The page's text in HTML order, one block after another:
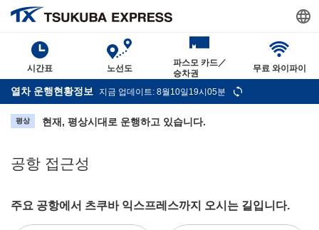
시간표 노선도
파스모 카드／
승차권
무료 와이파이
열차 운행현황정보 지금 업데이트: 8월10일19시05분
평상 현재, 평상시대로 운행하고 있습니다.
공항 접근성
주요 공항에서 츠쿠바 익스프레스까지 오시는 길입니다.